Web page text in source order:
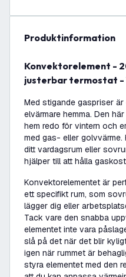
produktinformation
Konvektorelement - 2000 W - upp till 25 m² -
justerbar termostat -
Med stigande gaspriser
elvärmare hemma. Den
hem redo för vintern och
med gas- eller
ditt vardagsrum eller
hjälper till att hålla
Konvektorelementet är
ett specifikt rum, som
lägger dig eller
Tack vare den snabba
elementet inte vara
slå på det när det blir
igen när rummet är
styra elementet med den